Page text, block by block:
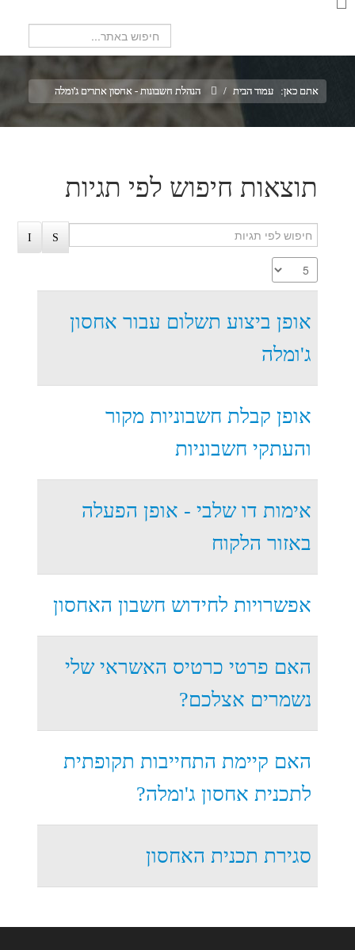
אתם כאן: עמוד הבית / הנהלת חשבונות - אחסון אתרים ג'ומלה
תוצאות חיפוש לפי תגיות
אופן ביצוע תשלום עבור אחסון
ג'ומלה
אופן קבלת חשבוניות מקור
והעתקי חשבוניות
אימות דו שלבי - אופן הפעלה
באזור הלקוח
אפשרויות לחידוש חשבון האחסון
האם פרטי כרטיס האשראי שלי
נשמרים אצלכם?
האם קיימת התחייבות תקופתית
לתכנית אחסון ג'ומלה?
סגירת תכנית האחסון